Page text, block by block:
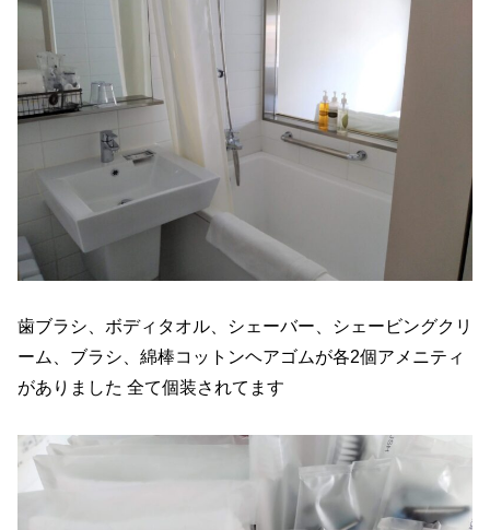
歯ブラシ、ボディタオル、シェーバー、シェービングクリ
ーム、ブラシ、綿棒コットンヘアゴムが各2個アメニティ
がありました 全て個装されてます